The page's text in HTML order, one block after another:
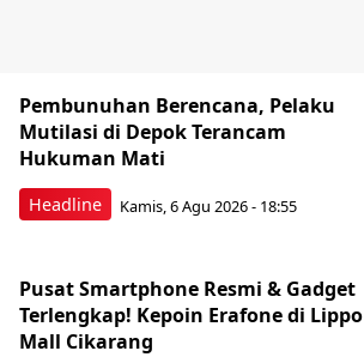
Headline
Pembunuhan Berencana, Pelaku
Mutilasi di Depok Terancam
Hukuman Mati
Kamis, 6 Agu 2026 - 18:55
Pusat Smartphone Resmi & Gadget
Terlengkap! Kepoin Erafone di Lippo
Mall Cikarang